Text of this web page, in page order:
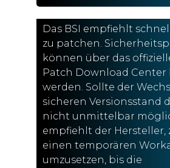
Das BSI empfiehlt
zu patchen.
können über das
Patch Download Center
werden. Sollte der
sicheren Versionsstand
nicht unmittelbar
empfiehlt der Hersteller,
einen temporären
umzusetzen, bis die